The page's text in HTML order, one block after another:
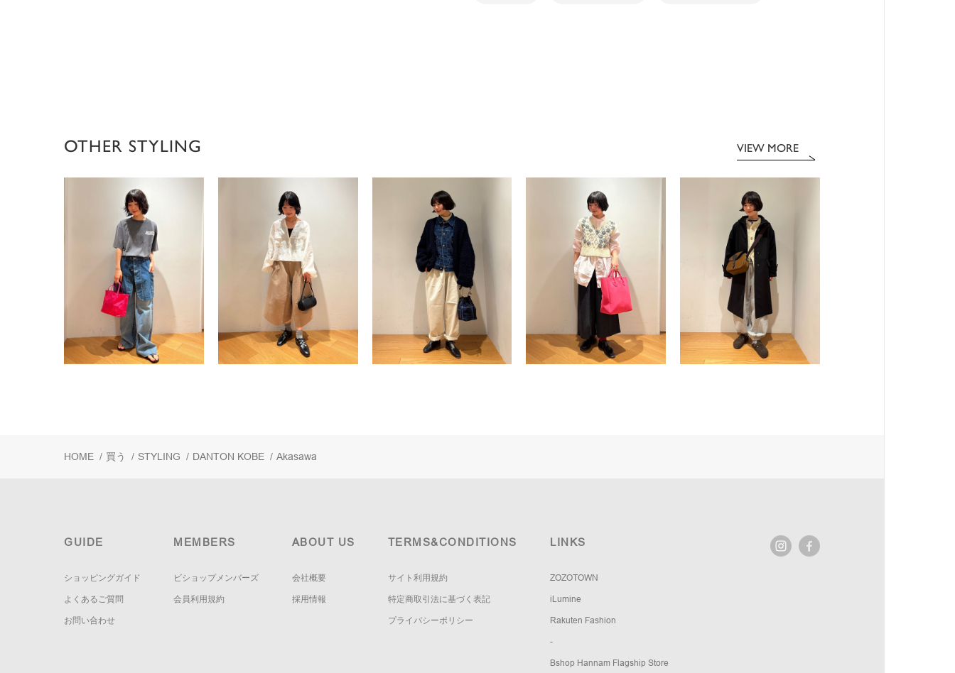
OTHER STYLING VIEW MORE
HOME / 買う / STYLING / DANTON KOBE / Akasawa
GUIDE
ショッピングガイド
よくあるご質問
お問い合わせ
MEMBERS
ビショップメンバーズ
会員利用規約
ABOUT US
会社概要
採用情報
TERMS&CONDITIONS
サイト利用規約
特定商取引法に基づく表記
プライバシーポリシー
LINKS
ZOZOTOWN
iLumine
Rakuten Fashion
-
Bshop Hannam Flagship Store